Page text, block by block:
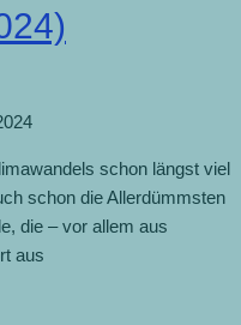
schon längst viel
schon die Allerdümmsten
die – vor allem aus
aus